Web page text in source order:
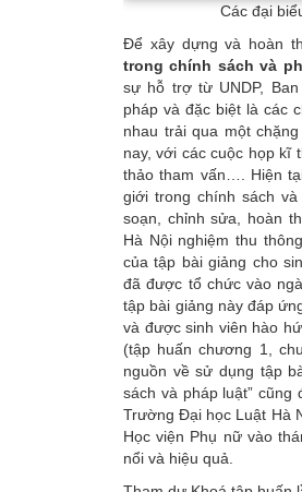
Các đại
Để xây dựng và hoàn
trong chính sách và
sự hỗ trợ từ UNDP,
pháp và đặc biệt là các
nhau trải qua một
nay, với các cuộc họp kĩ
thảo tham vấn…. Hiện
giới trong chính sách
soạn, chỉnh sửa, hoàn
Hà Nội nghiệm thu
của tập bài giảng cho
đã được tổ chức vào
tập bài giảng này đáp
và được sinh viên hào
(tập huấn chương 1,
nguồn về sử dụng tập
sách và pháp luật”
Trường Đại học Luật Hà
Học viện Phụ nữ vào
nổi và hiệu quả.